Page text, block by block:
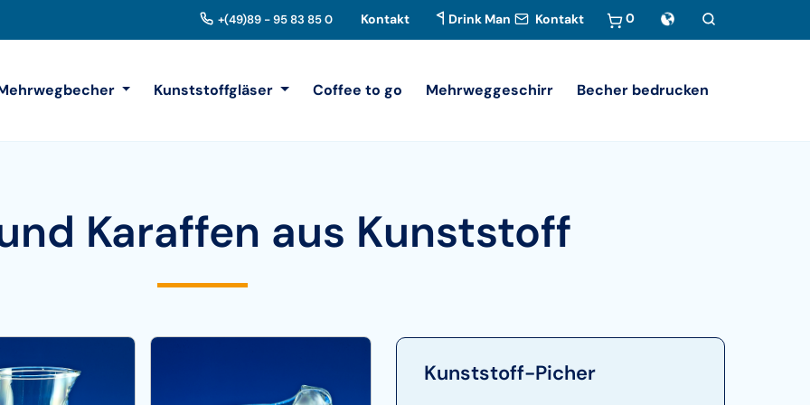
+(49)89 - 95 83 85 0 Kontakt Drink Man Kontakt 0
Kunststoffgläser Coffee to go Mehrweggeschirr Becher bedrucken
Karaffen aus Kunststoff
Kunststoff-Picher